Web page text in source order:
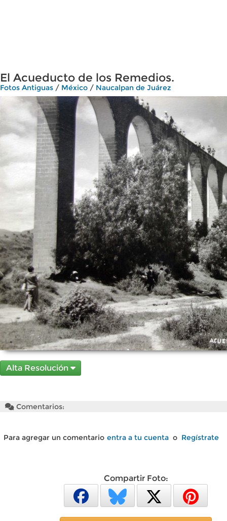
El Acueducto de los Remedios.
Fotos Antiguas / México / Naucalpan de Juárez
Alta Resolución
Comentarios:
Para agregar un comentario entra a tu cuenta o Regístrate
Compartir Foto: